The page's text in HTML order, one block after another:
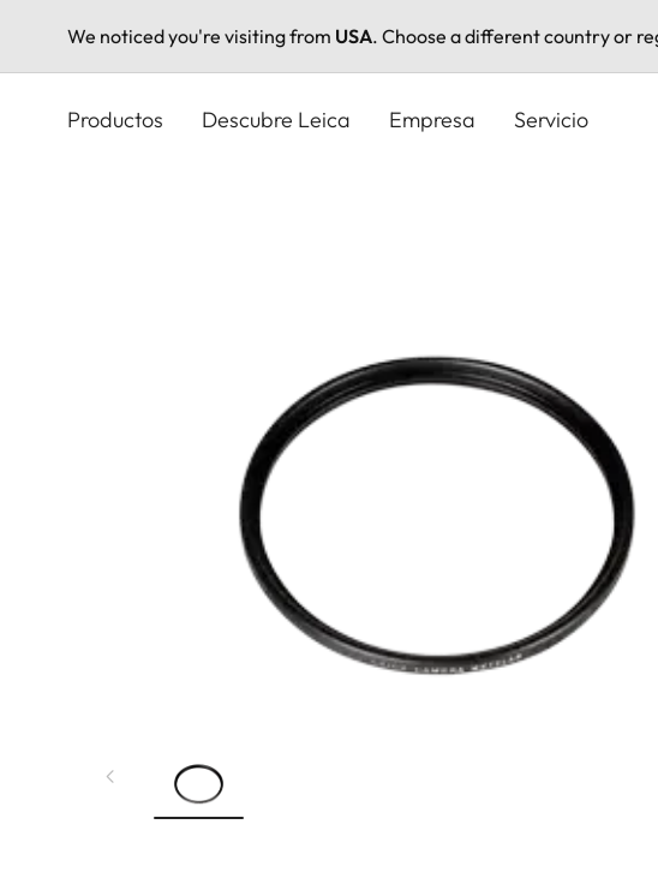
We noticed you're visiting from USA. Choose a different country or
Productos Descubre Leica Empresa Servicio